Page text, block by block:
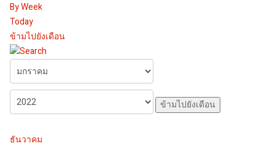
By Week
Today
ข้ามไปยังเดือน
ข้ามไปยังเดือน
ธันวาคม